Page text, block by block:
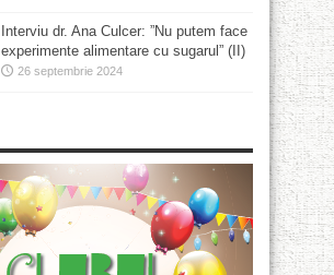
Interviu dr. Ana Culcer: ”Nu putem face
experimente alimentare cu sugarul” (II)
26 septembrie 2024